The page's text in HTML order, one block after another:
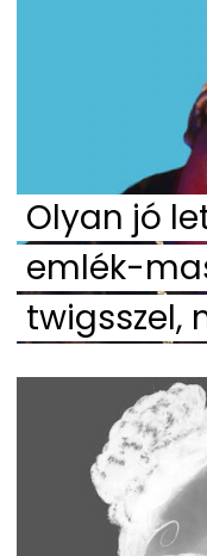
Olyan jó
emlék-
twigsszel,